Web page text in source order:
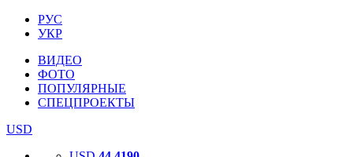
РУС
УКР
ВИДЕО
ФОТО
ПОПУЛЯРНЫЕ
СПЕЦПРОЕКТЫ
USD